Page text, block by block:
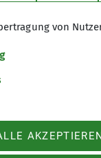
Alpenvereins (DAV)
von